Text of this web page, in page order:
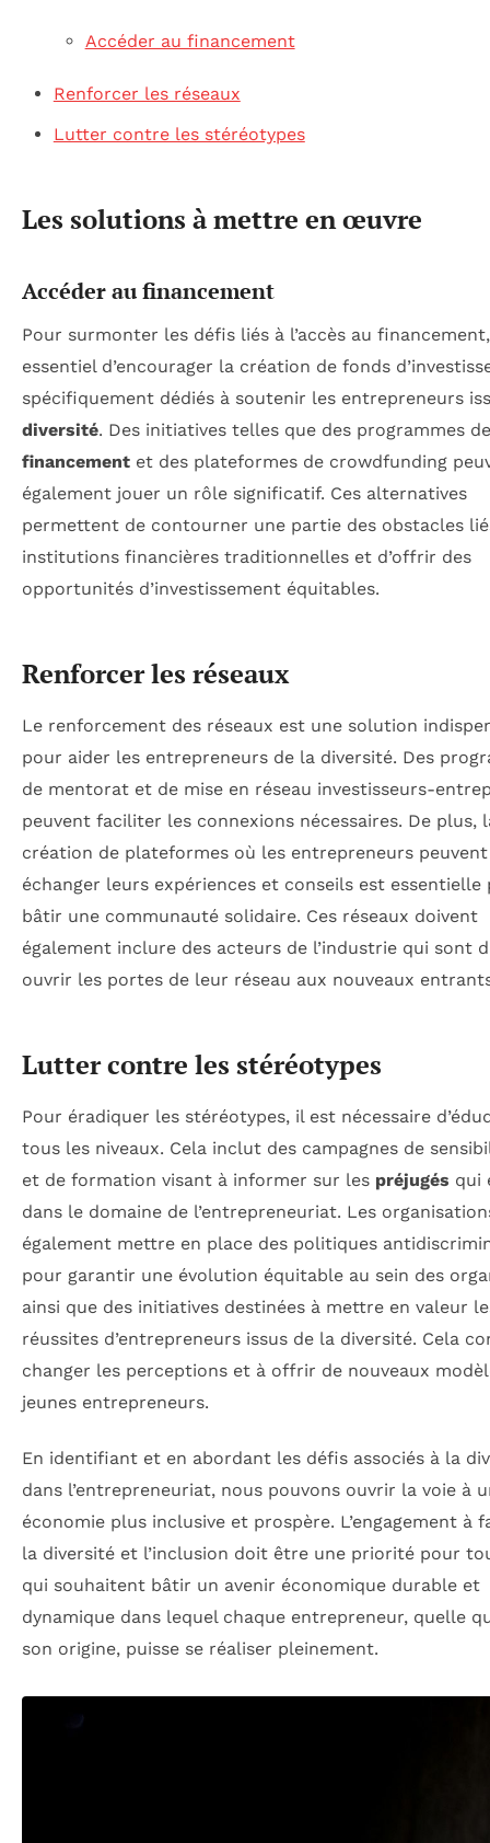
Accéder au financement
Renforcer les réseaux
Lutter contre les stéréotypes
Les solutions à mettre en œuvre
Accéder au financement
Pour surmonter les défis liés à l’accès au
essentiel d’encourager la création de fonds
spécifiquement dédiés à soutenir les entrepreneurs
diversité. Des initiatives telles que des programmes
financement et des plateformes de crowdfunding
également jouer un rôle significatif. Ces alternatives
permettent de contourner une partie des obstacles
institutions financières traditionnelles et d’offrir des
opportunités d’investissement équitables.
Renforcer les réseaux
Le renforcement des réseaux est une solution
pour aider les entrepreneurs de la diversité. Des
de mentorat et de mise en réseau investisseurs-
peuvent faciliter les connexions nécessaires. De plus,
création de plateformes où les entrepreneurs peuvent
échanger leurs expériences et conseils est essentielle
bâtir une communauté solidaire. Ces réseaux doivent
également inclure des acteurs de l’industrie qui sont
ouvrir les portes de leur réseau aux nouveaux
Lutter contre les stéréotypes
Pour éradiquer les stéréotypes, il est nécessaire
tous les niveaux. Cela inclut des campagnes de
et de formation visant à informer sur les préjugés qui
dans le domaine de l’entrepreneuriat. Les
également mettre en place des politiques
pour garantir une évolution équitable au sein des
ainsi que des initiatives destinées à mettre en valeur
réussites d’entrepreneurs issus de la diversité. Cela
changer les perceptions et à offrir de nouveaux
jeunes entrepreneurs.
En identifiant et en abordant les défis associés à la
dans l’entrepreneuriat, nous pouvons ouvrir la voie à
économie plus inclusive et prospère. L’engagement à
la diversité et l’inclusion doit être une priorité pour
qui souhaitent bâtir un avenir économique durable et
dynamique dans lequel chaque entrepreneur, quelle
son origine, puisse se réaliser pleinement.